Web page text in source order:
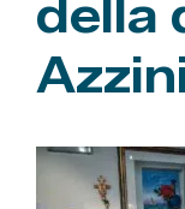
della